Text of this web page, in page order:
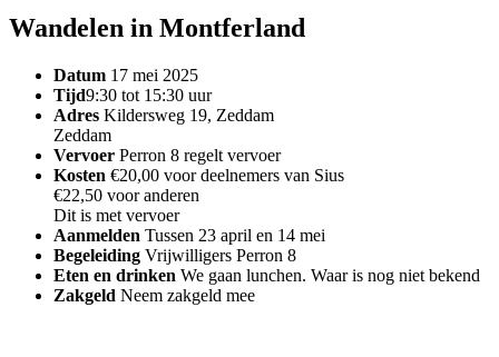
Wandelen in Montferland
Datum 17 mei 2025
Tijd9:30 tot 15:30 uur
Adres Kildersweg 19, Zeddam
Zeddam
Vervoer Perron 8 regelt vervoer
Kosten €20,00 voor deelnemers van Sius
€22,50 voor anderen
Dit is met vervoer
Aanmelden Tussen 23 april en 14 mei
Begeleiding Vrijwilligers Perron 8
Eten en drinken We gaan lunchen. Waar is nog niet bekend
Zakgeld Neem zakgeld mee